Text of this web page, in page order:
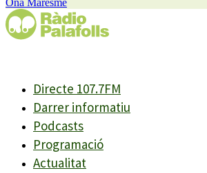
Ona Maresme
Directe 107.7FM
Darrer informatiu
Podcasts
Programació
Actualitat